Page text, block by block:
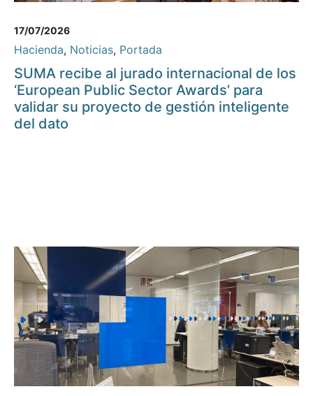
17/07/2026
Hacienda, Noticias, Portada
SUMA recibe al jurado internacional de los
‘European Public Sector Awards’ para
validar su proyecto de gestión inteligente
del dato